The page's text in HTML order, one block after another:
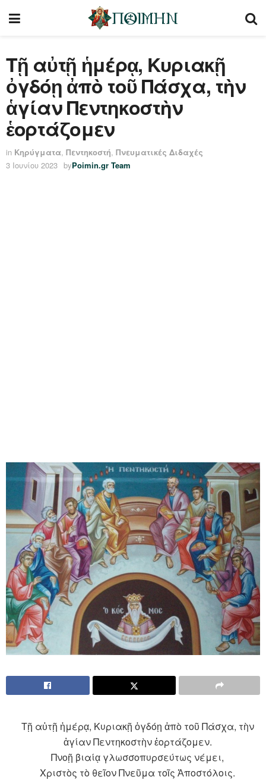
Τῇ αὐτῇ ἡμέρᾳ, Κυριακῇ
ὀγδόῃ ἀπὸ τοῦ Πάσχα, τὴν
ἁγίαν Πεντηκοστὴν
ἑορτάζομεν
in Κηρύγματα, Πεντηκοστή, Πνευματικές Διδαχές
3 Ιουνίου 2023 byPoimin.gr Team
Τῇ αὐτῇ ἡμέρᾳ, Κυριακῇ ὀγδόῃ ἀπὸ τοῦ Πάσχα, τὴν
ἁγίαν Πεντηκοστὴν ἑορτάζομεν.
Πνοῇ βιαίᾳ γλωσσοπυρσεύτως νέμει,
Χριστὸς τὸ θεῖον Πνεῦμα τοῖς Ἀποστόλοις.